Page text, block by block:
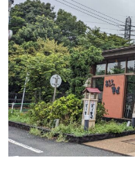
管理人随筆
ご意見・お問い合わせ
個人情報保護方針